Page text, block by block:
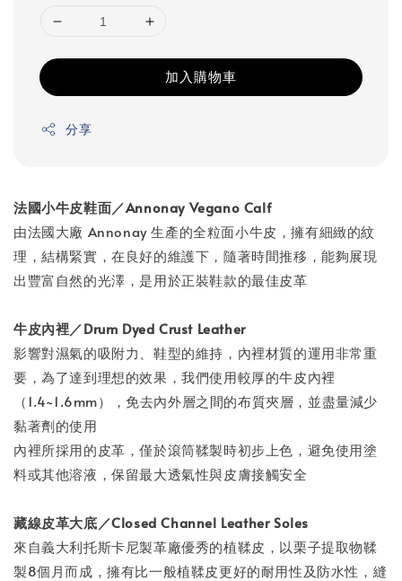
加入購物車
分享
法國小牛皮鞋面／Annonay Vegano Calf
由法國大廠 Annonay 生產的全粒面小牛皮，擁有細緻的紋
理，結構緊實，在良好的維護下，隨著時間推移，能夠展現
出豐富自然的光澤，是用於正裝鞋款的最佳皮革
牛皮內裡／Drum Dyed Crust Leather
影響對濕氣的吸附力、鞋型的維持，內裡材質的運用非常重
要，為了達到理想的效果，我們使用較厚的牛皮內裡
（1.4~1.6mm），免去內外層之間的布質夾層，並盡量減少
黏著劑的使用
內裡所採用的皮革，僅於滾筒鞣製時初步上色，避免使用塗
料或其他溶液，保留最大透氣性與皮膚接觸安全
藏線皮革大底／Closed Channel Leather Soles
來自義大利托斯卡尼製革廠優秀的植鞣皮，以栗子提取物鞣
製8個月而成，擁有比一般植鞣皮更好的耐用性及防水性，縫